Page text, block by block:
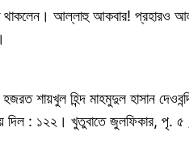
আল্লাহু আকবার! প্রহারও
হিন্দ মাহমুদুল হাসান
দিল : ১২২। খুতুবাতে জুলফিকার, পৃ.